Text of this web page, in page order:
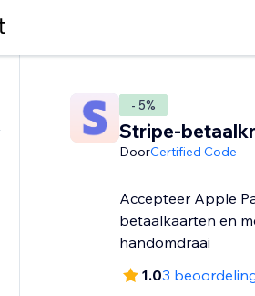
- 5%
Stripe-
DoorCertified Code
Accepteer Apple
betaalkaarten en
handomdraai
1.03